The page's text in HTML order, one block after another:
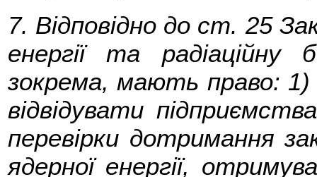
7. Відповідно до ст. 25
енергії та радіаційну
зокрема, мають право: 1)
відвідувати
перевірки дотримання
ядерної енергії,